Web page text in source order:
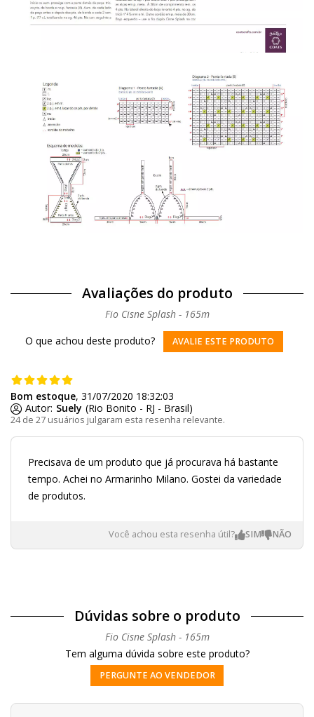
Avaliações do produto
Fio Cisne Splash - 165m
O que achou deste produto?
AVALIE ESTE PRODUTO
24 de 27 usuários julgaram esta resenha relevante.
Bom estoque, 31/07/2020 18:32:03
Autor: Suely (Rio Bonito - RJ - Brasil)
Precisava de um produto que já procurava há bastante
tempo. Achei no Armarinho Milano. Gostei da variedade
de produtos.
Você achou esta resenha útil?
Dúvidas sobre o produto
Fio Cisne Splash - 165m
Tem alguma dúvida sobre este produto?
PERGUNTE AO VENDEDOR